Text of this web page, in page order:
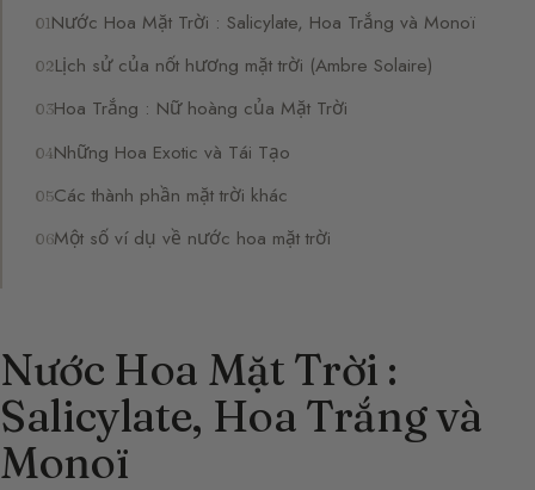
Nước Hoa Mặt Trời : Salicylate, Hoa Trắng và Monoï
Lịch sử của nốt hương mặt trời (Ambre Solaire)
Hoa Trắng : Nữ hoàng của Mặt Trời
Những Hoa Exotic và Tái Tạo
Các thành phần mặt trời khác
Một số ví dụ về nước hoa mặt trời
Nước Hoa Mặt Trời :
Salicylate, Hoa Trắng và
Monoï